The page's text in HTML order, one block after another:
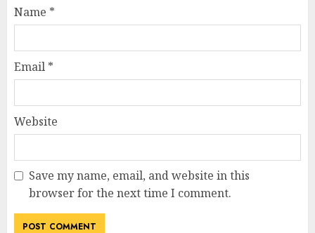
Name *
Email *
Website
Save my name, email, and website in this
browser for the next time I comment.